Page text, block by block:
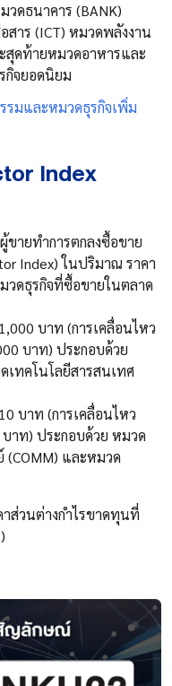
วดธนาคาร (BANK)
สาร (ICT) หมวดพลังงาน
สุดท้ายหมวดอาหารและ
กิจยอดนิยม
รมและหมวดธุรกิจเพิ่ม
Index
ายทำการตกลงซื้อขาย
Index) ในปริมาณ ราคา
ดธุรกิจที่ซื้อขายในตลาด
บาท (การเคลื่อนไหว
บาท) ประกอบด้วย
เทคโนโลยีสารสนเทศ
บาท (การเคลื่อนไหว
าท) ประกอบด้วย หมวด
(COMM) และหมวด
าส่วนต่างกำไรขาดทุนที่